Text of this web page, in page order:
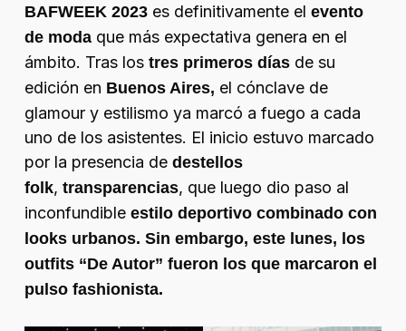
BAFWEEK 2023es definitivamente el evento
de modaque más expectativa genera en el
ámbito. Tras lostres primeros días de su
edición en Buenos Aires, el cónclave de
glamour y estilismo ya marcó a fuego a cada
uno de los asistentes. El inicio estuvo marcado
por la presencia de destellos
folk, transparencias, que luego dio paso al
inconfundibleestilo deportivo combinado con
looks urbanos. Sin embargo, este lunes, los
outfits “De Autor” fueron los que marcaron el
pulso fashionista.